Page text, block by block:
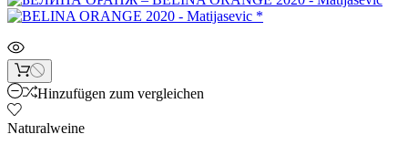
Hinzufügen zum vergleichen
Naturalweine